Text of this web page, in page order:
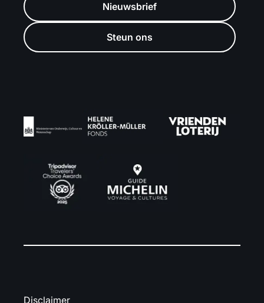
Nieuwsbrief
Steun ons
Disclaimer